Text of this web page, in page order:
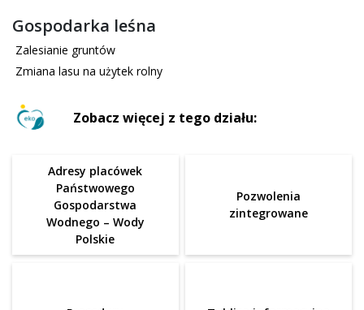
Gospodarka leśna
Zalesianie gruntów
Zmiana lasu na użytek rolny
Zobacz więcej z tego działu:
Adresy placówek
Państwowego
Gospodarstwa
Wodnego – Wody
Polskie
Pozwolenia
zintegrowane